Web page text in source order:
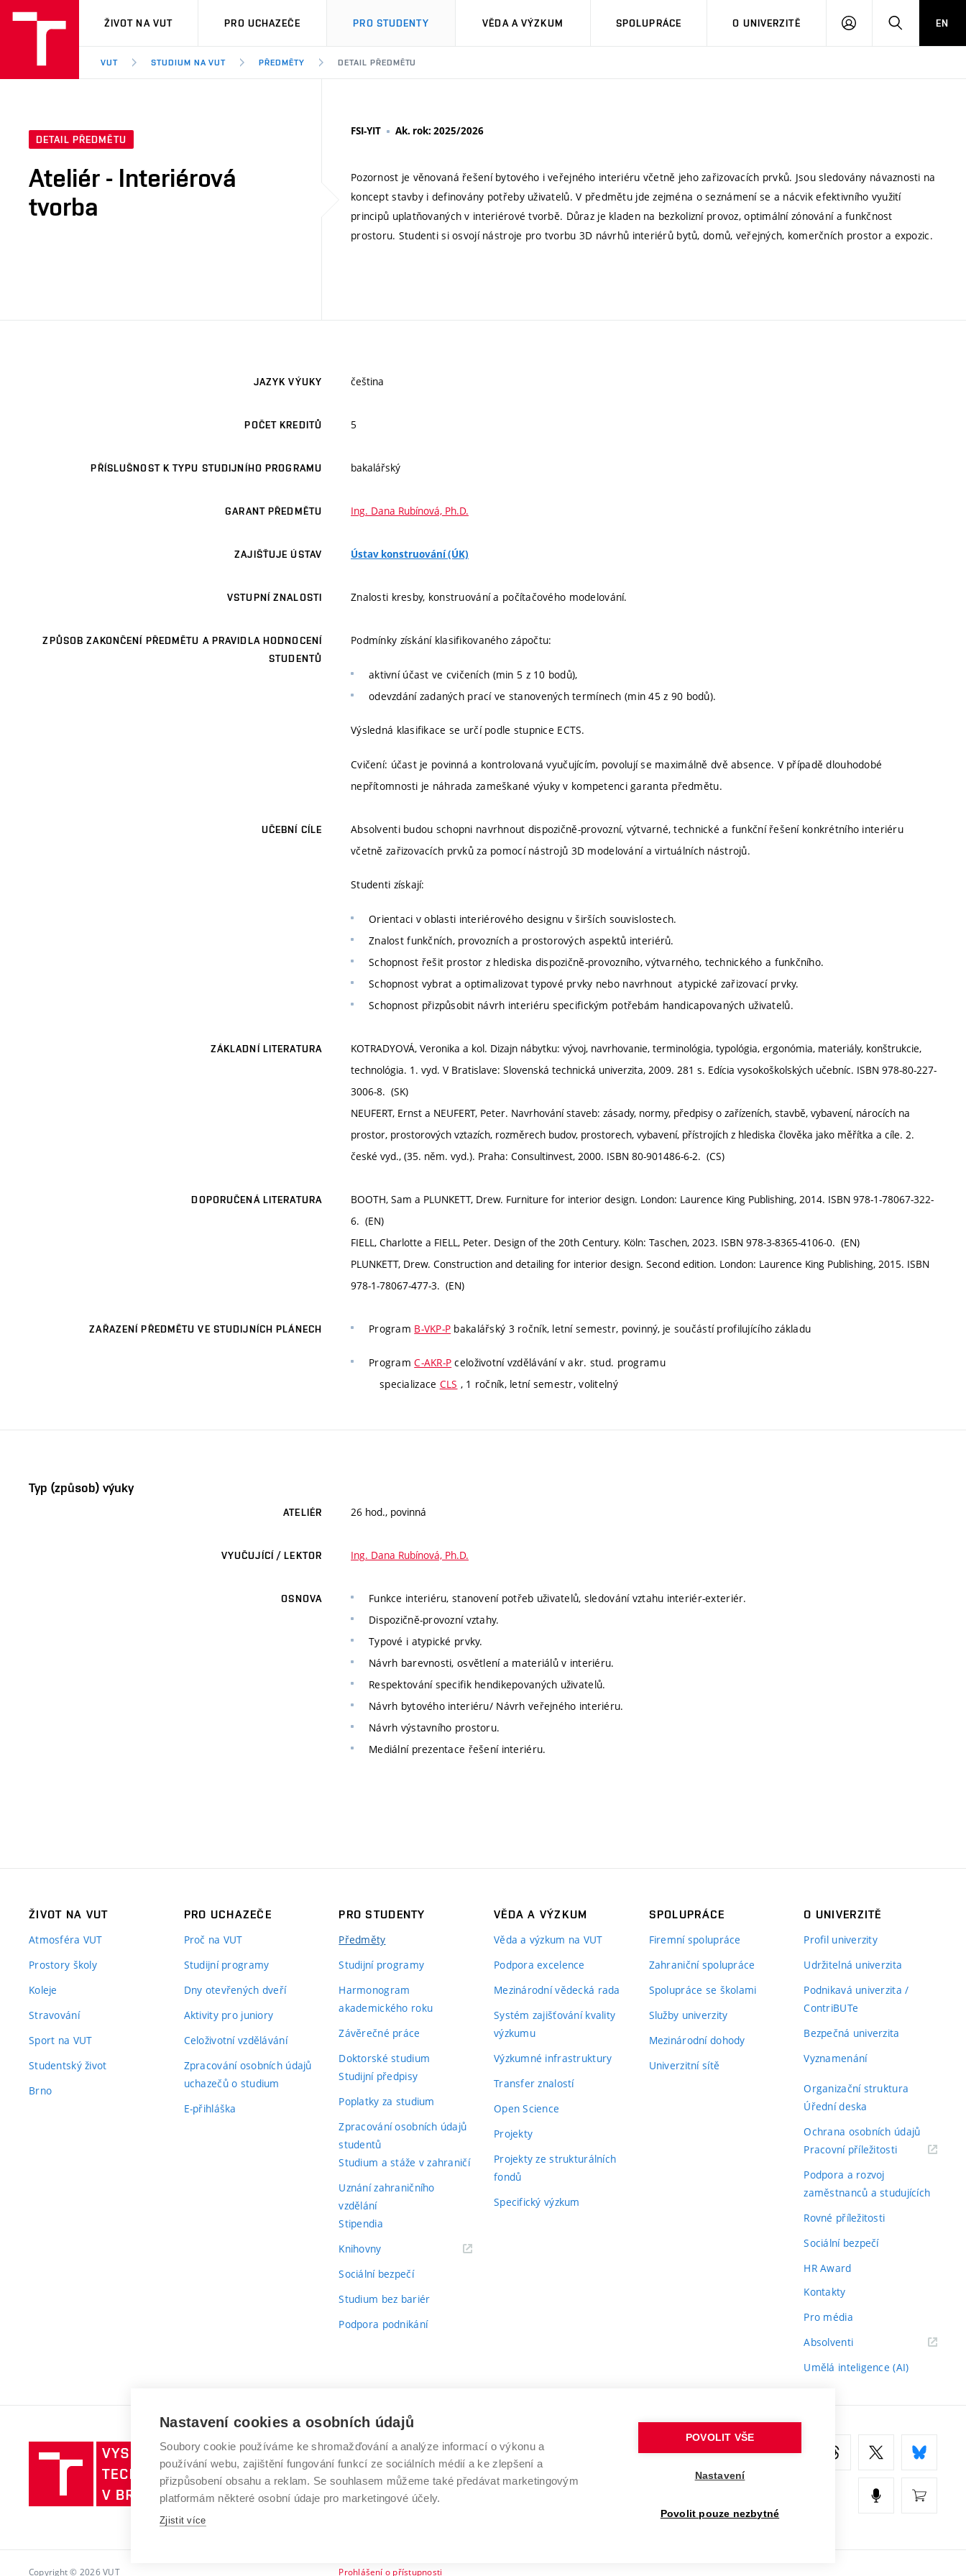
VUT
ŽIVOT NA VUT PRO UCHAZEČE PRO STUDENTY VĚDA A VÝZKUM SPOLUPRÁCE O UNIVERZITĚ
PŘIHLÁSIT HLEDATEN
VUT STUDIUM NA VUT PŘEDMĚTY DETAIL PŘEDMĚTU
DETAIL PŘEDMĚTU
Ateliér - Interiérová
tvorba
FSI-YIT Ak. rok: 2025/2026
Pozornost je věnovaná řešení bytového i veřejného interiéru včetně jeho zařizovacích prvků. Jsou sledovány návaznosti na
koncept stavby i definovány potřeby uživatelů. V předmětu jde zejména o seznámení se a nácvik efektivního využití
principů uplatňovaných v interiérové tvorbě. Důraz je kladen na bezkolizní provoz, optimální zónování a funkčnost
prostoru. Studenti si osvojí nástroje pro tvorbu 3D návrhů interiérů bytů, domů, veřejných, komerčních prostor a expozic.
JAZYK VÝUKY čeština
POČET KREDITŮ 5
PŘÍSLUŠNOST K TYPU STUDIJNÍHO PROGRAMU bakalářský
GARANT PŘEDMĚTU Ing. Dana Rubínová, Ph.D.
ZAJIŠŤUJE ÚSTAV Ústav konstruování (ÚK)
VSTUPNÍ ZNALOSTI Znalosti kresby, konstruování a počítačového modelování.
ZPŮSOB ZAKONČENÍ PŘEDMĚTU A PRAVIDLA HODNOCENÍ
STUDENTŮ
Podmínky získání klasifikovaného zápočtu:
aktivní účast ve cvičeních (min 5 z 10 bodů),
odevzdání zadaných prací ve stanovených termínech (min 45 z 90 bodů).
Výsledná klasifikace se určí podle stupnice ECTS.
Cvičení: účast je povinná a kontrolovaná vyučujícím, povolují se maximálně dvě absence. V případě dlouhodobé
nepřítomnosti je náhrada zameškané výuky v kompetenci garanta předmětu.
UČEBNÍ CÍLE
Absolventi budou schopni navrhnout dispozičně-provozní, výtvarné, technické a funkční řešení konkrétního interiéru
včetně zařizovacích prvků za pomocí nástrojů 3D modelování a virtuálních nástrojů.
Studenti získají:
Orientaci v oblasti interiérového designu v širších souvislostech.
Znalost funkčních, provozních a prostorových aspektů interiérů.
Schopnost řešit prostor z hlediska dispozičně-provozního, výtvarného, technického a funkčního.
Schopnost vybrat a optimalizovat typové prvky nebo navrhnout atypické zařizovací prvky.
Schopnost přizpůsobit návrh interiéru specifickým potřebám handicapovaných uživatelů.
ZÁKLADNÍ LITERATURA
KOTRADYOVÁ, Veronika a kol. Dizajn nábytku: vývoj, navrhovanie, terminológia, typológia, ergonómia, materiály, konštrukcie,
technológia. 1. vyd. V Bratislave: Slovenská technická univerzita, 2009. 281 s. Edícia vysokoškolských učebníc. ISBN 978-80-227-
3006-8. (SK)
NEUFERT, Ernst a NEUFERT, Peter. Navrhování staveb: zásady, normy, předpisy o zařízeních, stavbě, vybavení, nárocích na
prostor, prostorových vztazích, rozměrech budov, prostorech, vybavení, přístrojích z hlediska člověka jako měřítka a cíle. 2.
české vyd., (35. něm. vyd.). Praha: Consultinvest, 2000. ISBN 80-901486-6-2. (CS)
DOPORUČENÁ LITERATURA
BOOTH, Sam a PLUNKETT, Drew. Furniture for interior design. London: Laurence King Publishing, 2014. ISBN 978-1-78067-322-
6. (EN)
FIELL, Charlotte a FIELL, Peter. Design of the 20th Century. Köln: Taschen, 2023. ISBN 978-3-8365-4106-0. (EN)
PLUNKETT, Drew. Construction and detailing for interior design. Second edition. London: Laurence King Publishing, 2015. ISBN
978-1-78067-477-3. (EN)
ZAŘAZENÍ PŘEDMĚTU VE STUDIJNÍCH PLÁNECH Program B-VKP-P bakalářský 3 ročník, letní semestr, povinný, je součástí profilujícího základu
ProgramC-AKR-P celoživotní vzdělávání v akr. stud. programu
specializace CLS , 1 ročník, letní semestr, volitelný
Typ (způsob) výuky
ATELIÉR 26 hod., povinná
VYUČUJÍCÍ / LEKTOR Ing. Dana Rubínová, Ph.D.
OSNOVA
Funkce interiéru, stanovení potřeb uživatelů, sledování vztahu interiér-exteriér.
Dispozičně-provozní vztahy.
Typové i atypické prvky.
Návrh barevnosti, osvětlení a materiálů v interiéru.
Respektování specifik hendikepovaných uživatelů.
Návrh bytového interiéru/ Návrh veřejného interiéru.
Návrh výstavního prostoru.
Mediální prezentace řešení interiéru.
ŽIVOT NA VUT
Atmosféra VUT
Prostory školy
Koleje
Stravování
Sport na VUT
Studentský život
Brno
PRO UCHAZEČE
Proč na VUT
Studijní programy
Dny otevřených dveří
Aktivity pro juniory
Celoživotní vzdělávání
Zpracování osobních údajů
uchazečů o studium
E-přihláška
PRO STUDENTY
Předměty
Studijní programy
Harmonogram
akademického roku
Závěrečné práce
Doktorské studium
Studijní předpisy
Poplatky za studium
Zpracování osobních údajů
studentů
Studium a stáže v zahraničí
Uznání zahraničního
vzdělání
Stipendia
Knihovny(externí
Sociální bezpečí
Studium bez bariér
Podpora podnikání
VĚDA A VÝZKUM
Věda a výzkum na VUT
Podpora excelence
Mezinárodní vědecká rada
Systém zajišťování kvality
výzkumu
Výzkumné infrastruktury
Transfer znalostí
Open Science
Projekty
Projekty ze strukturálních
fondů
Specifický výzkum
SPOLUPRÁCE
Firemní spolupráce
Zahraniční spolupráce
Spolupráce se školami
Služby univerzity
Mezinárodní dohody
Univerzitní sítě
O UNIVERZITĚ
Profil univerzity
Udržitelná univerzita
Podnikavá univerzita /
ContriBUTe
Bezpečná univerzita
Vyznamenání
Organizační struktura
Úřední deska
Ochrana osobních údajů
Pracovní příležitosti(externí
Podpora a rozvoj
zaměstnanců a studujících
Rovné příležitosti
Sociální bezpečí
HR Award
Kontakty
Pro média
Absolventi(externí
Umělá inteligence (AI)
Vysoké
učení
technické
v
VYSOKÉ UČENÍ TECHNICKÉ V BRNĚ
Antonínská 548/1
602 00 Brno
www.vut.cz
Copyright © 2026 VUT Prohlášení o přístupnosti
Nastavení cookies a osobních údajů
Soubory cookie používáme ke shromažďování a analýze informací o výkonu a
používání webu, zajištění fungování funkcí ze sociálních médií a ke zlepšení a
přizpůsobení obsahu a reklam. Se souhlasem můžeme také předávat marketingovým
platformám některé osobní údaje pro marketingové účely.
Zjistit více
POVOLIT VŠE
Nastavení
Povolit pouze nezbytné